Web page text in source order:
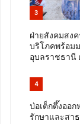
3
ฝ่ายสังคมสง
บริโภคพร้อม
อุบลราชธานี
4
ป่อเต็กตึ๊งออ
รักษาและสา